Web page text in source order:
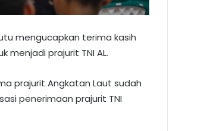
mengucapkan terima kasih
menjadi prajurit TNI AL.
prajurit Angkatan Laut sudah
penerimaan prajurit TNI